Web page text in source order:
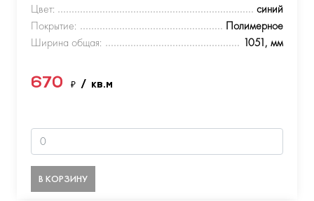
Цвет:
синий
Покрытие:
Полимерное
Ширина общая:
1051, мм
670 ₽ / кв.м
В КОРЗИНУ